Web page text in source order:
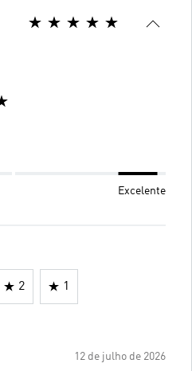
Excelente
2 1
12 de julho de 2026